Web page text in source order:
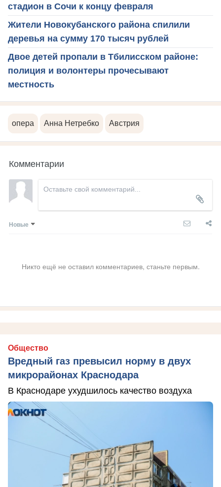
стадион в Сочи к концу февраля
Жители Новокубанского района спилили
деревья на сумму 170 тысяч рублей
Двое детей пропали в Тбилисском районе:
полиция и волонтеры прочесывают
местность
опера Анна Нетребко Австрия
Комментарии
Новые
Никто ещё не оставил комментариев, станьте первым.
Общество
Вредный газ превысил норму в двух
микрорайонах Краснодара
В Краснодаре ухудшилось качество воздуха